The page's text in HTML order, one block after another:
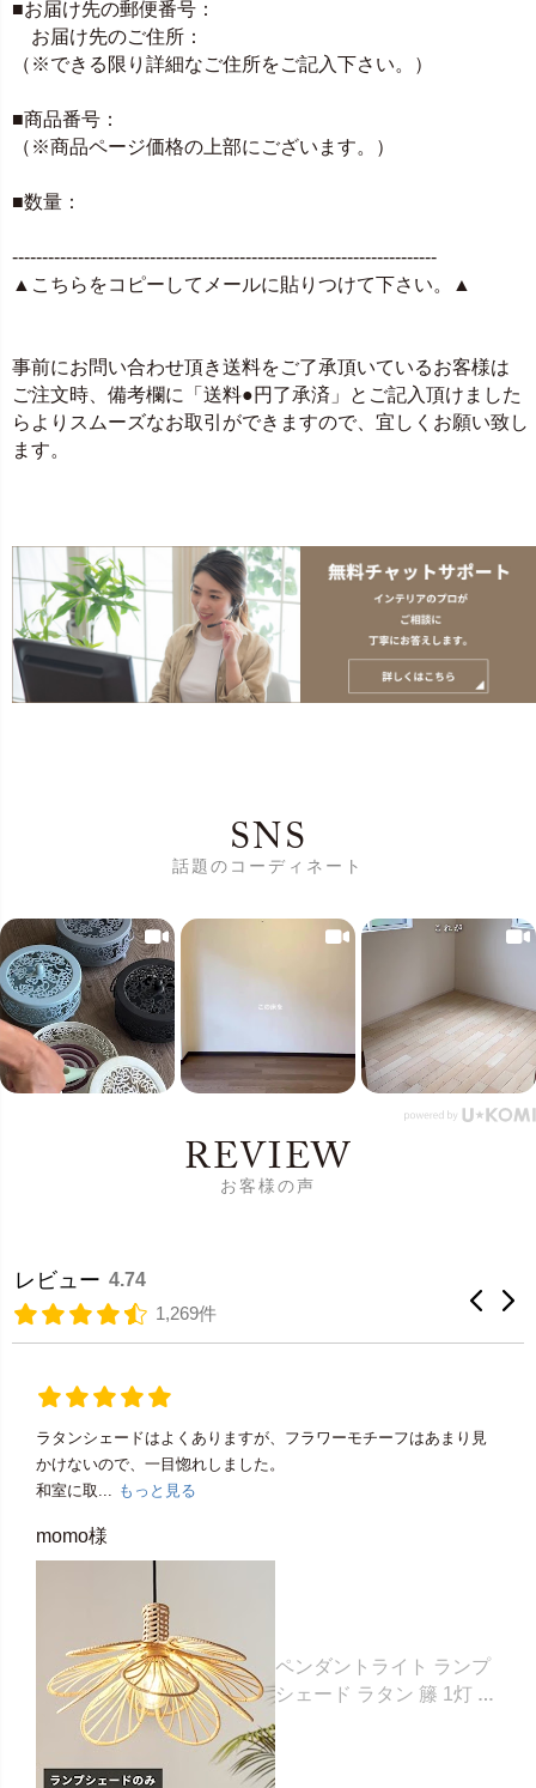
■お届け先の郵便番号：
お届け先のご住所：
（※できる限り詳細なご住所をご記入下さい。）
■商品番号：
（※商品ページ価格の上部にございます。）
■数量：
-----------------------------------------------------------------------
▲こちらをコピーしてメールに貼りつけて下さい。▲
事前にお問い合わせ頂き送料をご了承頂いているお客様は
ご注文時、備考欄に「送料●円了承済」とご記入頂けました
らよりスムーズなお取引ができますので、宜しくお願い致し
ます。
SNS
話題のコーディネート
REVIEW
お客様の声
レビュー 4.74
1,269件
ラタンシェードはよくありますが、フラワーモチーフはあまり見
かけないので、一目惚れしました。
和室に取...
もっと見る
momo様
ペンダントライト ランプ
シェード ラタン 籐 1灯 口